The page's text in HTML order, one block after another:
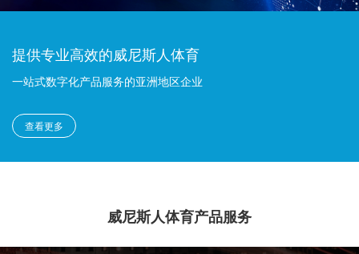
提供专业高效的威尼斯人体育
一站式数字化产品服务的亚洲地区企业
查看更多
威尼斯人体育产品服务